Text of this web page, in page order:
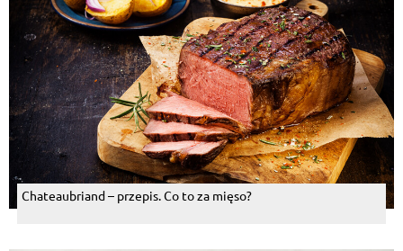
Chateaubriand – przepis. Co to za mięso?